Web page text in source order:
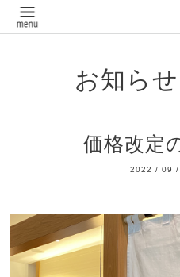
お知ら
価格改定
2022 / 09 /